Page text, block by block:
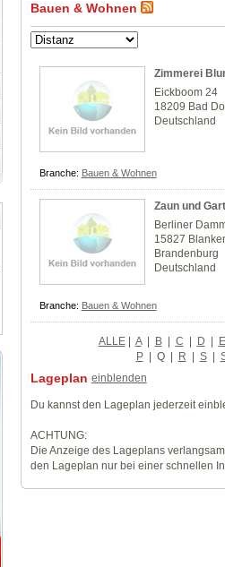
Bauen & Wohnen
Zimmerei
Eickboom 24
18209 Bad
Deutschland
Branche: Bauen & Wohnen
Zaun und
Berliner
15827
Brandenburg
Deutschland
Branche: Bauen & Wohnen
ALLE| A | B | C | D | E
P | Q | R | S |
Lageplan einblenden
Du kannst den Lageplan jederzeit
ACHTUNG:
Die Anzeige des Lageplans
den Lageplan nur bei einer schnellen